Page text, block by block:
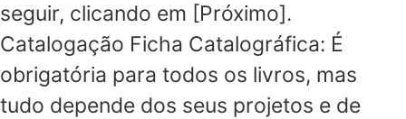
seguir, clicando em [Próximo].
Catalogação Ficha Catalográfica: É
obrigatória para todos os livros, mas
tudo depende dos seus projetos e de